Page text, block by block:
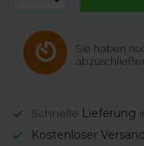
Sie haben
Schnelle Lieferung
Kostenloser Versand